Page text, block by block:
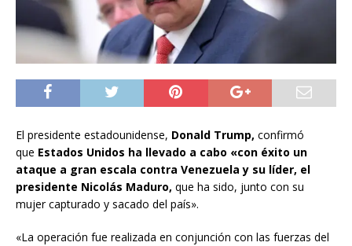
El presidente estadounidense, Donald Trump, confirmó
que Estados Unidos ha llevado a cabo «con éxito un
ataque a gran escala contra Venezuela y su líder, el
presidente Nicolás Maduro, que ha sido, junto con su
mujer capturado y sacado del país».
«La operación fue realizada en conjunción con las fuerzas del